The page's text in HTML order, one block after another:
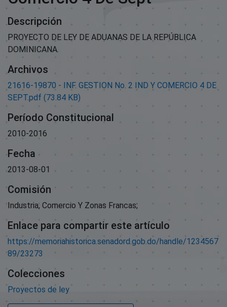
Descripción
PROYECTO DE LEY DE ADUANAS DE LA REPÚBLICA
DOMINICANA.
Archivos
21616-19870 - INF. GESTION No. 2 IND Y COMERCIO 4 DE
SEPT.pdf (73.84 KB)
Período Constitucional
2010-2016
Fecha
2013-08-01
Comisión
Industria, Comercio Y Zonas Francas;
Enlace para compartir este artículo
https://memoriahistorica.senadord.gob.do/handle/1234567
89/23273
Colecciones
Proyectos de ley